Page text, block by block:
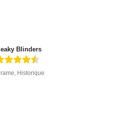
Blinders
, Historique